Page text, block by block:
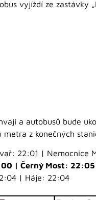
vyjíždí ze zastávky
a autobusů bude
metra z konečných
22:01 | Nemocnice
| Černý Most: 22:05
| Háje: 22:04